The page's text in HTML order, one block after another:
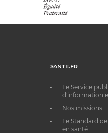
SANTE.FR
Le Service
d'information
Nos missions
Le Standard
en santé